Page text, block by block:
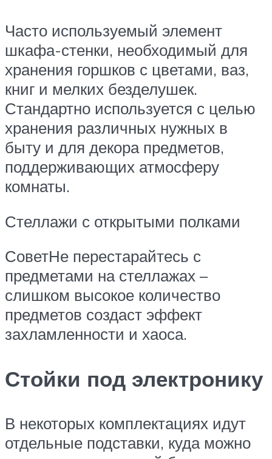
Часто используемый элемент
шкафа-стенки, необходимый для
хранения горшков с цветами, ваз,
книг и мелких безделушек.
Стандартно используется с целью
хранения различных нужных в
быту и для декора предметов,
поддерживающих атмосферу
комнаты.
Стеллажи с открытыми полками
СоветНе перестарайтесь с
предметами на стеллажах –
слишком высокое количество
предметов создаст эффект
захламленности и хаоса.
Стойки под электронику
В некоторых комплектациях идут
отдельные подставки, куда можно